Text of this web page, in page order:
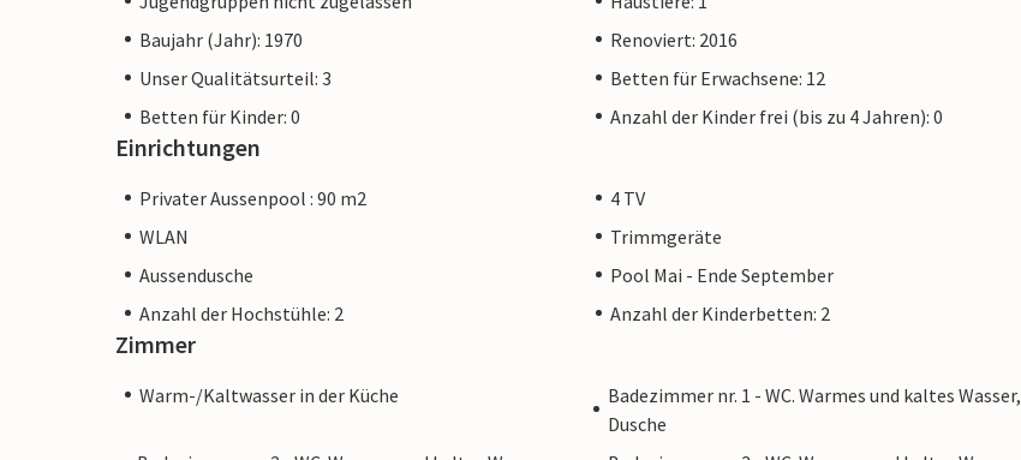
Baujahr (Jahr): 1970
Renoviert: 2016
Unser Qualitätsurteil: 3
Betten für Erwachsene: 12
Betten für Kinder: 0
Anzahl der Kinder frei (bis zu 4 Jahren): 0
Einrichtungen
Privater Aussenpool : 90 m2
4 TV
WLAN
Trimmgeräte
Aussendusche
Pool Mai - Ende September
Anzahl der Hochstühle: 2
Anzahl der Kinderbetten: 2
Zimmer
Warm-/Kaltwasser in der Küche
Badezimmer nr. 1 - WC. Warmes und kaltes Wasser,
Dusche